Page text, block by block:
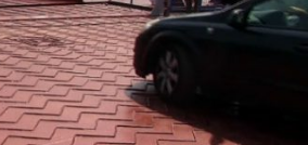
– avarie – 04.08.2026